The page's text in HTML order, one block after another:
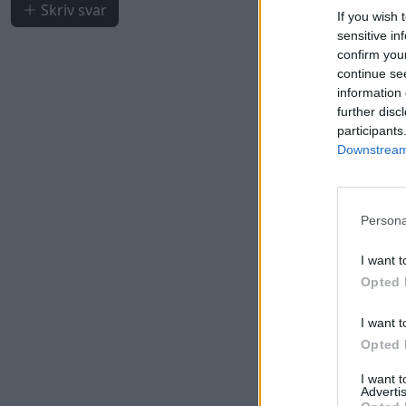
If you wish
sensitive
confirm
continue
information
further
I want
Opted
I want
Opted
I want
Skriv svar